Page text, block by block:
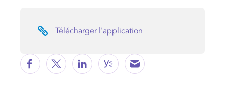
Télécharger l'application